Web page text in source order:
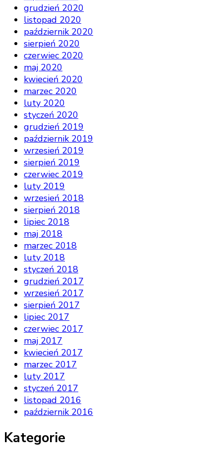
grudzień 2020
listopad 2020
październik 2020
sierpień 2020
czerwiec 2020
maj 2020
kwiecień 2020
marzec 2020
luty 2020
styczeń 2020
grudzień 2019
październik 2019
wrzesień 2019
sierpień 2019
czerwiec 2019
luty 2019
wrzesień 2018
sierpień 2018
lipiec 2018
maj 2018
marzec 2018
luty 2018
styczeń 2018
grudzień 2017
wrzesień 2017
sierpień 2017
lipiec 2017
czerwiec 2017
maj 2017
kwiecień 2017
marzec 2017
luty 2017
styczeń 2017
listopad 2016
październik 2016
Kategorie